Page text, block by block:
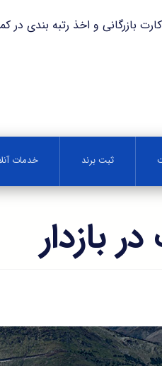
و اخذ رتبه بندی در کمترین زمان
ثبت برند خدمات
بازدار